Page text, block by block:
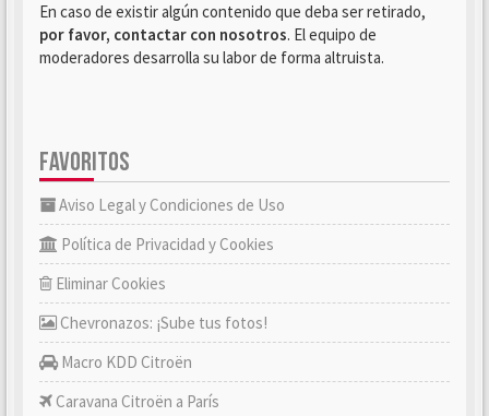
En caso de existir algún contenido que deba ser retirado,
por favor, contactar con nosotros. El equipo de
moderadores desarrolla su labor de forma altruista.
FAVORITOS
Aviso Legal y Condiciones de Uso
Política de Privacidad y Cookies
Eliminar Cookies
Chevronazos: ¡Sube tus fotos!
Macro KDD Citroën
Caravana Citroën a París